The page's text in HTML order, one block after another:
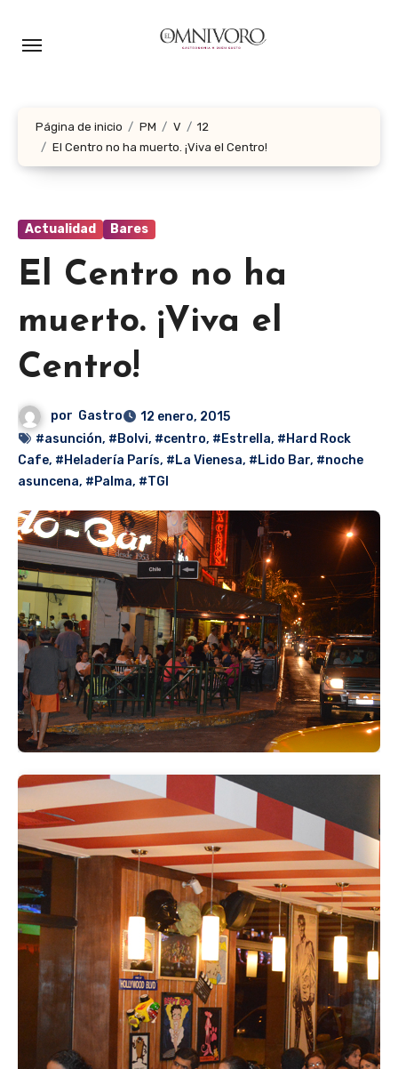
Página de inicio PM V
12
El Centro no ha muerto. ¡Viva el Centro!
Actualidad Bares
El Centro no ha
muerto. ¡Viva el
Centro!
por Gastro
12 enero, 2015
#asunción, #Bolvi, #centro, #Estrella, #Hard Rock
Cafe, #Heladería París, #La Vienesa, #Lido Bar, #noche
asuncena, #Palma, #TGI